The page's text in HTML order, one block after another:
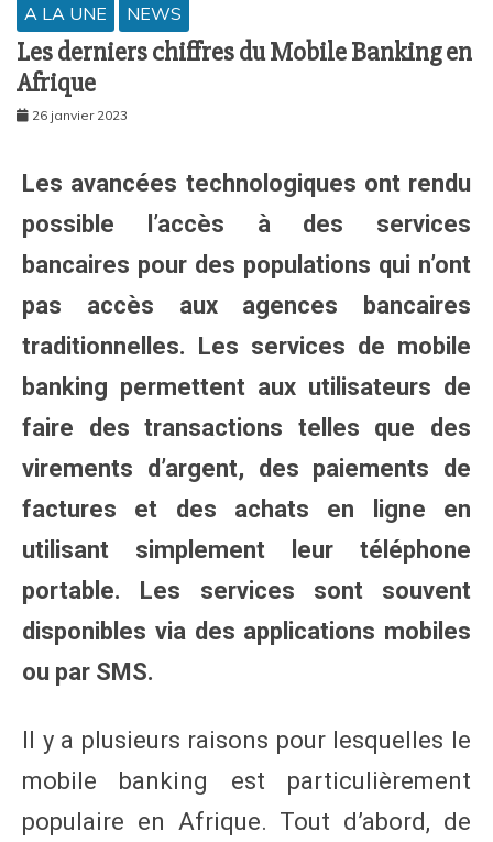
A LA UNE NEWS
Les derniers chiffres du Mobile Banking en
Afrique
26 janvier 2023
Les avancées technologiques ont rendu
possible l’accès à des services
bancaires pour des populations qui n’ont
pas accès aux agences bancaires
traditionnelles. Les services de mobile
banking permettent aux utilisateurs de
faire des transactions telles que des
virements d’argent, des paiements de
factures et des achats en ligne en
utilisant simplement leur téléphone
portable. Les services sont souvent
disponibles via des applications mobiles
ou par SMS.
Il y a plusieurs raisons pour lesquelles le
mobile banking est particulièrement
populaire en Afrique. Tout d’abord, de